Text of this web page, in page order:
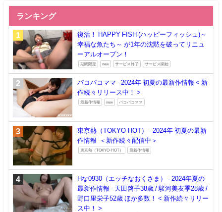
ランキング
復活！ HAPPY FISH (ハッピーフィッシュ)～
幸福な魚たち～ が1年の沈黙を破ってリニュ
ーアルオープン！
期間限定 new サービス終了 サービス開始
パコパコママ - 2024年 初夏の最新作情報 < 新
作続々リリース中！ >
最新作情報 new パコパコママ
東京熱（TOKYO-HOT） - 2024年 初夏の最新
作情報 ＜新作続々配信中＞
東京熱（TOKYO-HOT） 最新作情報
Hな0930（エッチなおくさま） - 2024年夏の
最新作情報 - 天田啓子38歳 / 駿河美友季28歳 /
野口里栄子52歳 ほか多数！ < 新作続々リリー
ス中！ >